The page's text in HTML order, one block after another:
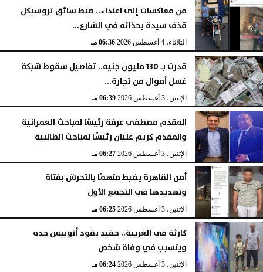
من معاكسات إلى اعتداء.. ضبط سائق تروسيكل
قذف سيدة بحذائه في الشارع...
الثلاثاء، 4 أغسطس 2026 06:36 مـ
قدرت بـ 130 مليون جنيه.. تفاصيل سقوط شبكة
غسل أموال من تجارة...
الإثنين، 3 أغسطس 2026 06:39 مـ
المقدم مصطفى عرفة رئيسًا لمباحث العمرانية
والمقدم كريم عليان رئيسًا لمباحث الطالبية
الإثنين، 3 أغسطس 2026 06:27 مـ
أمن القاهرة يضبط متهمًا بالتحرش بفتاة
وتهديدها في التجمع الأول
الإثنين، 3 أغسطس 2026 06:25 مـ
كارثة في الغربية.. حفيد يقود أتوبيس جده
ويتسبب في وفاة شخص
الإثنين، 3 أغسطس 2026 06:24 مـ